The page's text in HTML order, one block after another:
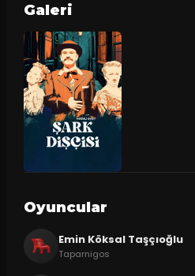
Galeri
Oyuncular
Emin Köksal Taşçıoğlu
Taparnigos